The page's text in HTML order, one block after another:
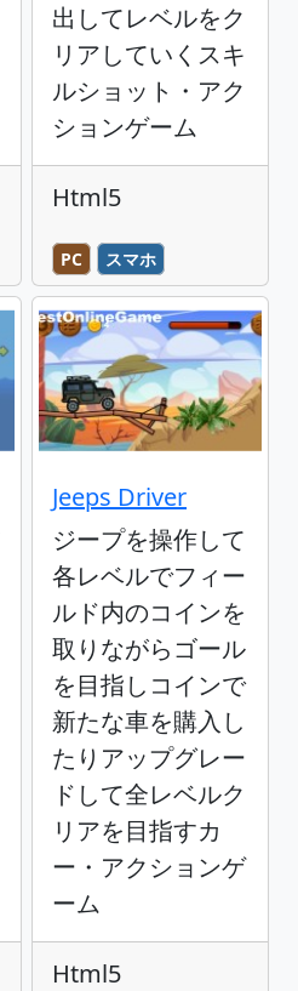
出してレベルをク
リアしていくスキ
ルショット・アク
ションゲーム
Html5
PC スマホ
Jeeps Driver
ジープを操作して
各レベルでフィー
ルド内のコインを
取りながらゴール
を目指しコインで
新たな車を購入し
たりアップグレー
ドして全レベルク
リアを目指すカ
ー・アクションゲ
ーム
Html5